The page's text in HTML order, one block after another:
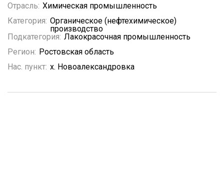
Отрасль: Химическая промышленность
Категория: Органическое (нефтехимическое)
производство
Подкатегория: Лакокрасочная промышленность
Регион: Ростовская область
Нас. пункт: х. Новоалександровка